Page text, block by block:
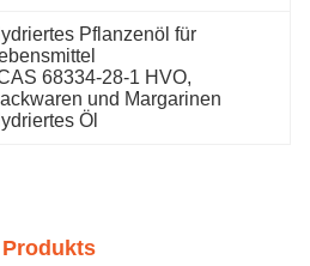
Pflanzenöl für
68334-28-1 HVO,
und Margarinen
Öl